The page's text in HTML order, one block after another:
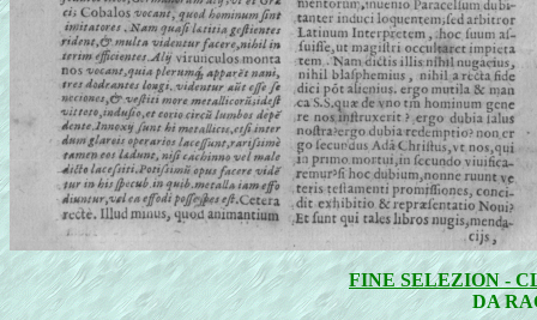
FINE SELEZION -
DA